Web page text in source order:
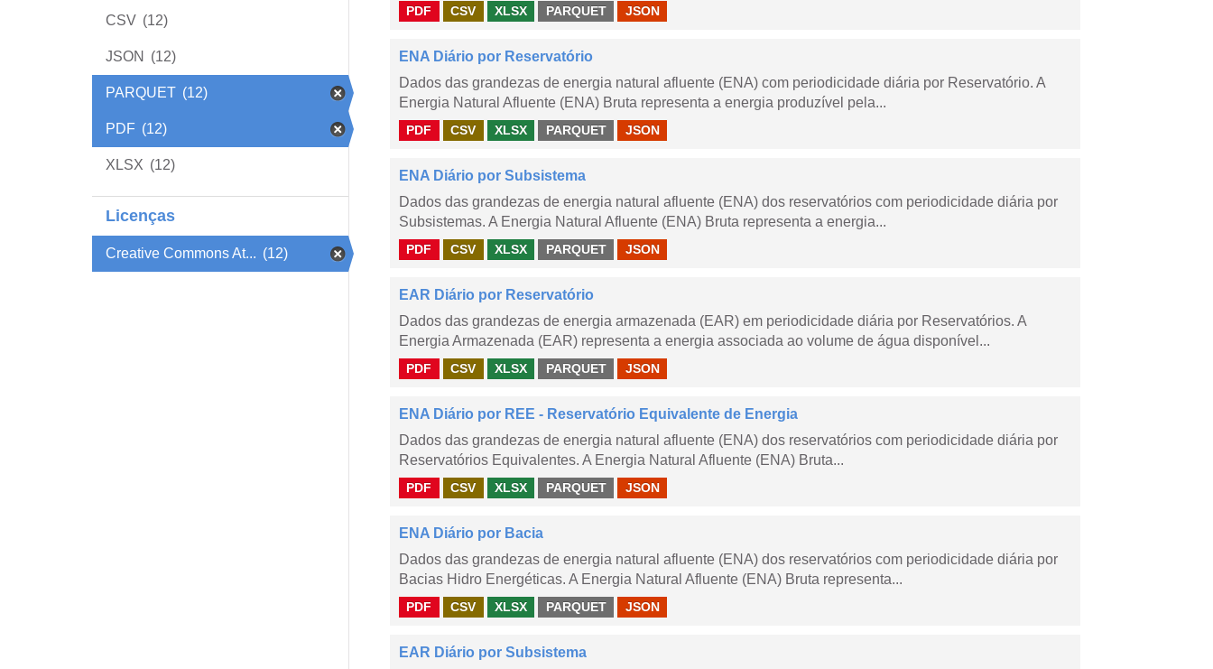
CSV (12)
JSON (12)
PARQUET (12)
PDF (12)
XLSX (12)
Licenças
Creative Commons At... (12)
PDF CSV XLSX PARQUET JSON
ENA Diário por Reservatório
Dados das grandezas de energia natural afluente (ENA) com periodicidade diária por Reservatório. A
Energia Natural Afluente (ENA) Bruta representa a energia produzível pela...
PDF CSV XLSX PARQUET JSON
ENA Diário por Subsistema
Dados das grandezas de energia natural afluente (ENA) dos reservatórios com periodicidade diária por
Subsistemas. A Energia Natural Afluente (ENA) Bruta representa a energia...
PDF CSV XLSX PARQUET JSON
EAR Diário por Reservatório
Dados das grandezas de energia armazenada (EAR) em periodicidade diária por Reservatórios. A
Energia Armazenada (EAR) representa a energia associada ao volume de água disponível...
PDF CSV XLSX PARQUET JSON
ENA Diário por REE - Reservatório Equivalente de Energia
Dados das grandezas de energia natural afluente (ENA) dos reservatórios com periodicidade diária por
Reservatórios Equivalentes. A Energia Natural Afluente (ENA) Bruta...
PDF CSV XLSX PARQUET JSON
ENA Diário por Bacia
Dados das grandezas de energia natural afluente (ENA) dos reservatórios com periodicidade diária por
Bacias Hidro Energéticas. A Energia Natural Afluente (ENA) Bruta representa...
PDF CSV XLSX PARQUET JSON
EAR Diário por Subsistema